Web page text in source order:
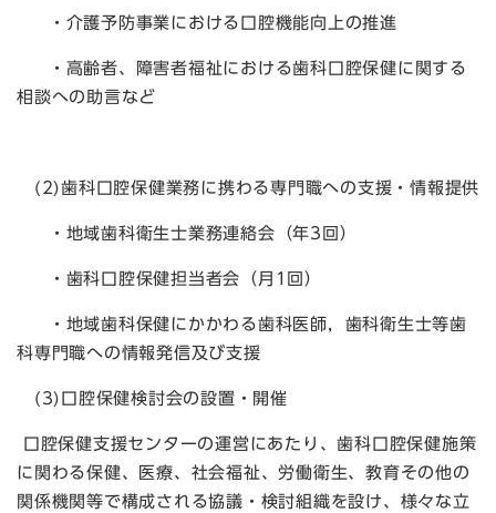
・介護予防事業における口腔機能向上の推進
・高齢者、障害者福祉における歯科口腔保健に関する
相談への助言など
(2)歯科口腔保健業務に携わる専門職への支援・情報提供
・地域歯科衛生士業務連絡会（年3回）
・歯科口腔保健担当者会（月1回）
・地域歯科保健にかかわる歯科医師，歯科衛生士等歯
科専門職への情報発信及び支援
(3)口腔保健検討会の設置・開催
口腔保健支援センターの運営にあたり、歯科口腔保健施策
に関わる保健、医療、社会福祉、労働衛生、教育その他の
関係機関等で構成される協議・検討組織を設け、様々な立